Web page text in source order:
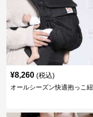
¥8,260 (税込)
オールシーズン快適抱っこ紐